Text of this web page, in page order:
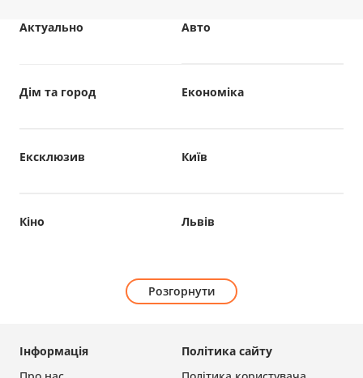
Авто
Актуально
Дім та город Економіка
Ексклюзив Київ
Кіно Львів
Розгорнути
Політика сайту
Інформація